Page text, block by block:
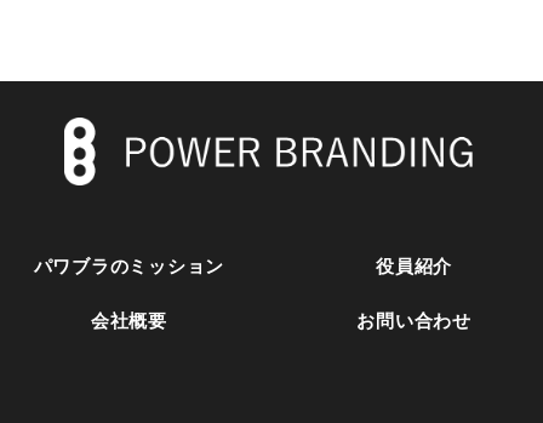
パワブラのミッション 役員紹介
会社概要 お問い合わせ